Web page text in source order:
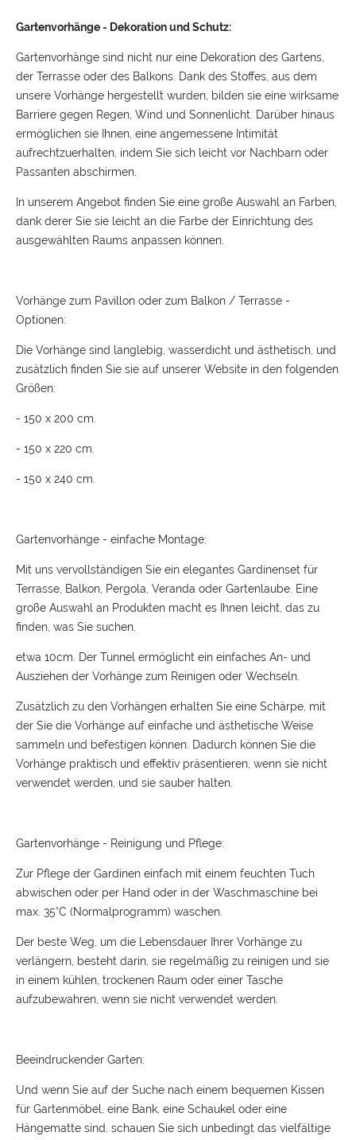
Gartenvorhänge - Dekoration und Schutz:
Gartenvorhänge sind nicht nur eine Dekoration des Gartens,
der Terrasse oder des Balkons. Dank des Stoffes, aus dem
unsere Vorhänge hergestellt wurden, bilden sie eine wirksame
Barriere gegen Regen, Wind und Sonnenlicht. Darüber hinaus
ermöglichen sie Ihnen, eine angemessene Intimität
aufrechtzuerhalten, indem Sie sich leicht vor Nachbarn oder
Passanten abschirmen.
In unserem Angebot finden Sie eine große Auswahl an Farben,
dank derer Sie sie leicht an die Farbe der Einrichtung des
ausgewählten Raums anpassen können.
Vorhänge zum Pavillon oder zum Balkon / Terrasse -
Optionen:
Die Vorhänge sind langlebig, wasserdicht und ästhetisch, und
zusätzlich finden Sie sie auf unserer Website in den folgenden
Größen:
- 150 x 200 cm.
- 150 x 220 cm.
- 150 x 240 cm.
Gartenvorhänge - einfache Montage:
Mit uns vervollständigen Sie ein elegantes Gardinenset für
Terrasse, Balkon, Pergola, Veranda oder Gartenlaube. Eine
große Auswahl an Produkten macht es Ihnen leicht, das zu
finden, was Sie suchen.
etwa 10cm. Der Tunnel ermöglicht ein einfaches An- und
Ausziehen der Vorhänge zum Reinigen oder Wechseln.
Zusätzlich zu den Vorhängen erhalten Sie eine Schärpe, mit
der Sie die Vorhänge auf einfache und ästhetische Weise
sammeln und befestigen können. Dadurch können Sie die
Vorhänge praktisch und effektiv präsentieren, wenn sie nicht
verwendet werden, und sie sauber halten.
Gartenvorhänge - Reinigung und Pflege:
Zur Pflege der Gardinen einfach mit einem feuchten Tuch
abwischen oder per Hand oder in der Waschmaschine bei
max. 35°C (Normalprogramm) waschen.
Der beste Weg, um die Lebensdauer Ihrer Vorhänge zu
verlängern, besteht darin, sie regelmäßig zu reinigen und sie
in einem kühlen, trockenen Raum oder einer Tasche
aufzubewahren, wenn sie nicht verwendet werden.
Beeindruckender Garten:
Und wenn Sie auf der Suche nach einem bequemen Kissen
für Gartenmöbel, eine Bank, eine Schaukel oder eine
Hängematte sind, schauen Sie sich unbedingt das vielfältige